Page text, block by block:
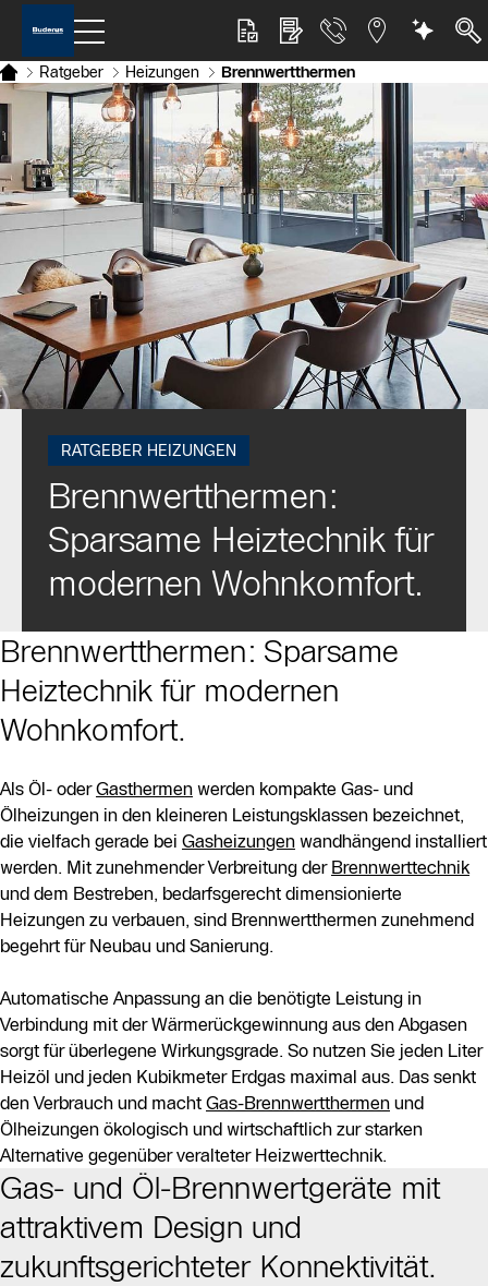
Ratgeber Heizungen Brennwertthermen
RATGEBER HEIZUNGEN
Brennwertthermen:
Sparsame Heiztechnik für
modernen Wohnkomfort.
Brennwertthermen: Sparsame
Heiztechnik für modernen
Wohnkomfort.
Als Öl- oderGasthermen werden kompakte Gas- und
Ölheizungen in den kleineren Leistungsklassen bezeichnet,
die vielfach gerade bei Gasheizungen wandhängend installiert
werden. Mit zunehmender Verbreitung der Brennwerttechnik
und dem Bestreben, bedarfsgerecht dimensionierte
Heizungen zu verbauen, sind Brennwertthermen zunehmend
begehrt für Neubau und Sanierung.
Automatische Anpassung an die benötigte Leistung in
Verbindung mit der Wärmerückgewinnung aus den Abgasen
sorgt für überlegene Wirkungsgrade. So nutzen Sie jeden Liter
Heizöl und jeden Kubikmeter Erdgas maximal aus. Das senkt
den Verbrauch und macht Gas-Brennwertthermen und
Ölheizungen ökologisch und wirtschaftlich zur starken
Alternative gegenüber veralteter Heizwerttechnik.
Gas- und Öl-Brennwertgeräte mit
attraktivem Design und
zukunftsgerichteter Konnektivität.